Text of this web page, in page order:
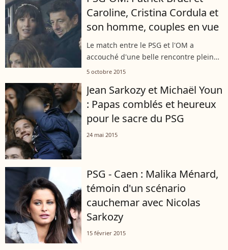
Caroline, Cristina Cordula et
son homme, couples en vue
Le match entre le PSG et l'OM a
accouché d'une belle rencontre pleine
de rebondissements. De quoi contenter
5 octobre 2015
Jean Sarkozy et Michaël Youn
: Papas comblés et heureux
pour le sacre du PSG
24 mai 2015
PSG - Caen : Malika Ménard,
témoin d'un scénario
cauchemar avec Nicolas
Sarkozy
15 février 2015